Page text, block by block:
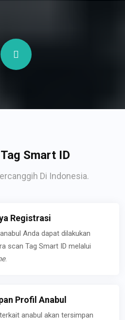
Smart ID
Di Indonesia.
Registrasi
Anda dapat dilakukan
scan Tag Smart ID melalui
.
Profil Anabul
anabul akan tersimpan